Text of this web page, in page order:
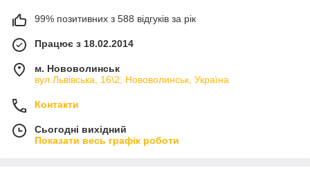
99% позитивних з 588 відгуків за рік
Працює з 18.02.2014
м. Нововолинськ
вул.Львівська, 16\2, Нововолинськ, Україна
Контакти
Сьогодні вихідний
Показати весь графік роботи